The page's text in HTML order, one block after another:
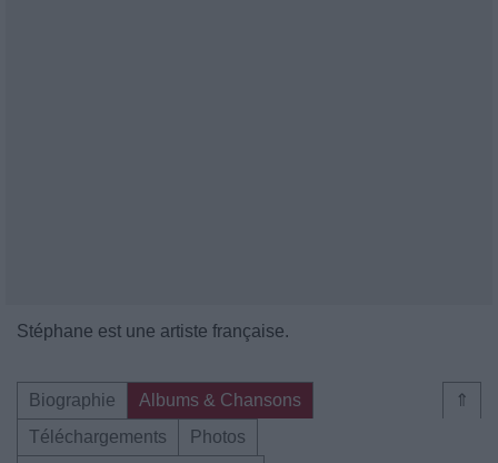
Stéphane est une artiste française.
⇑
Biographie
Albums & Chansons
Téléchargements
Photos